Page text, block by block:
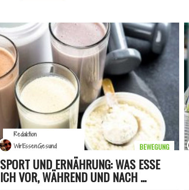
SPORT UND ERNÄHRUNG: WAS ESSE
ICH VOR, WÄHREND UND NACH ...
BEWEGUNG
Redaktion
WirEssenGesund